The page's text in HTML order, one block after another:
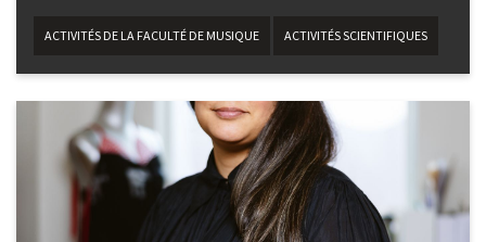
ACTIVITÉS DE LA FACULTÉ DE MUSIQUE ACTIVITÉS SCIENTIFIQUES